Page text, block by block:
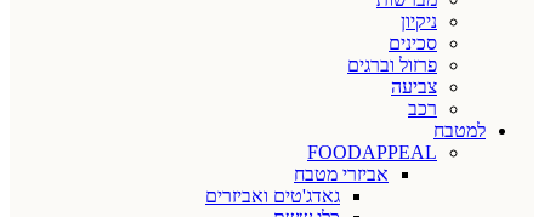
ניקיון
סכינים
פרזול וברגים
צביעה
רכב
למטבח
FOODAPPEAL
אביזרי מטבח
גאדג'טים ואביזרים